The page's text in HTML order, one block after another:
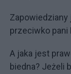
przeciwko pani
A jaka jest
biedna? Jeżeli